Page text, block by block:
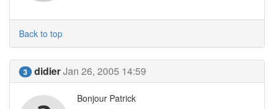
Back to top
3 didierJan 26, 2005 14:59
Bonjour Patrick